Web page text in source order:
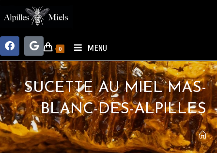
0 MENU
SUCETTE AU MIEL MAS-
BLANC-DES-ALPILLES